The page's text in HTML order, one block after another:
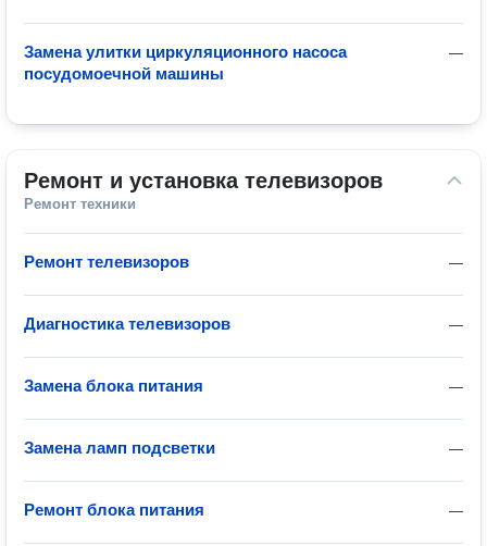
—
Замена улитки циркуляционного насоса
посудомоечной машины
Ремонт и установка телевизоров
Ремонт техники
—
Ремонт телевизоров
—
Диагностика телевизоров
—
Замена блока питания
—
Замена ламп подсветки
—
Ремонт блока питания